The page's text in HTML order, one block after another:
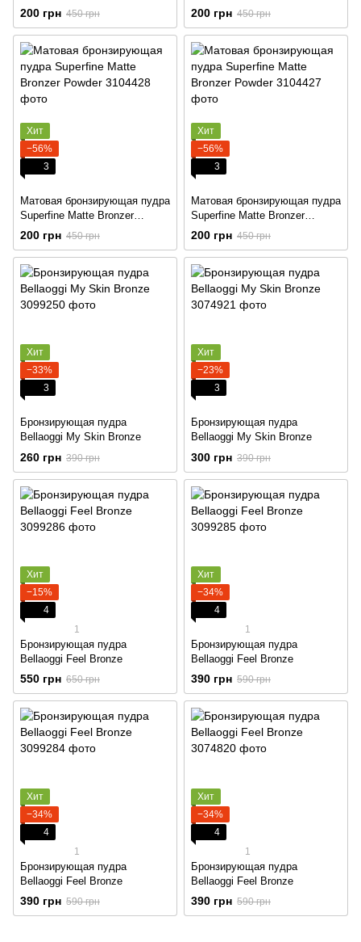
Bronzer
200 грн 450 грн
Powder
200 грн 450 грн
Хит
−56%
3
Матовая бронзирующая пудра
Superfine Matte Bronzer
Powder
200 грн 450 грн
Хит
−56%
3
Матовая бронзирующая пудра
Superfine Matte Bronzer
Powder
200 грн 450 грн
Хит
−33%
3
Бронзирующая пудра
Bellaoggi My Skin Bronze
260 грн 390 грн
Хит
−23%
3
Бронзирующая пудра
Bellaoggi My Skin Bronze
300 грн 390 грн
Хит
−15%
4
1
Бронзирующая пудра
Bellaoggi Feel Bronze
550 грн 650 грн
Хит
−34%
4
1
Бронзирующая пудра
Bellaoggi Feel Bronze
390 грн 590 грн
Хит
−34%
4
1
Бронзирующая пудра
Bellaoggi Feel Bronze
390 грн 590 грн
Хит
−34%
4
1
Бронзирующая пудра
Bellaoggi Feel Bronze
390 грн 590 грн